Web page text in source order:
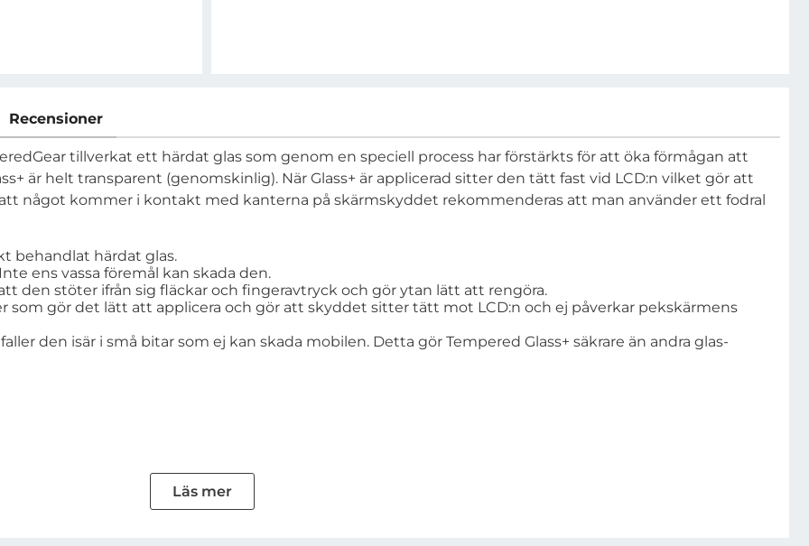
Recensioner
tillverkat ett härdat glas som genom en speciell process har förstärkts för att öka förmågan att
är helt transparent (genomskinlig). När Glass+ är applicerad sitter den tätt fast vid LCD:n vilket gör att
något kommer i kontakt med kanterna på skärmskyddet rekommenderas att man använder ett fodral
behandlat härdat glas.
ens vassa föremål kan skada den.
den stöter ifrån sig fläckar och fingeravtryck och gör ytan lätt att rengöra.
som gör det lätt att applicera och gör att skyddet sitter tätt mot LCD:n och ej påverkar pekskärmens
den isär i små bitar som ej kan skada mobilen. Detta gör Tempered Glass+ säkrare än andra glas-
Läs mer